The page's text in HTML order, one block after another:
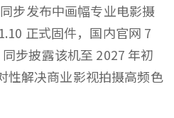
步发布中画幅专业电影摄
正式固件，国内官网 7
步披露该机至 2027 年初
性解决商业影视拍摄高频色